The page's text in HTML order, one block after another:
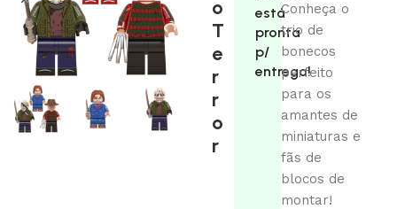
o
T
e
r
r
o
r
está
pronta
p/
entrega!
Conheça o
trio de
bonecos
perfeito
para os
amantes de
miniaturas e
fãs de
blocos de
montar!